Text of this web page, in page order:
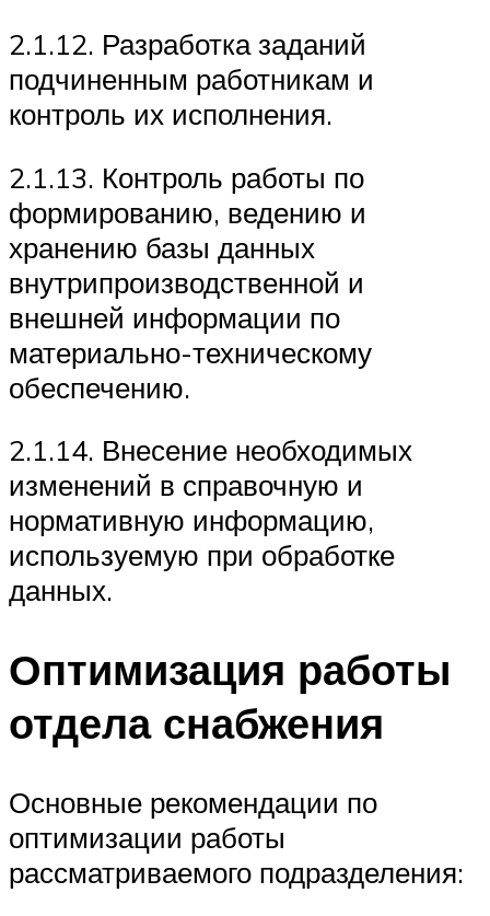
2.1.12. Разработка заданий
подчиненным работникам и
контроль их исполнения.
2.1.13. Контроль работы по
формированию, ведению и
хранению базы данных
внутрипроизводственной и
внешней информации по
материально-техническому
обеспечению.
2.1.14. Внесение необходимых
изменений в справочную и
нормативную информацию,
используемую при обработке
данных.
Оптимизация работы
отдела снабжения
Основные рекомендации по
оптимизации работы
рассматриваемого подразделения: